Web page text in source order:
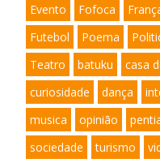
Evento
Fofoca
Futebol
Poema
Teatro
batuku casa
curiosidade
dança
musica
opinião
sociedade
turismo